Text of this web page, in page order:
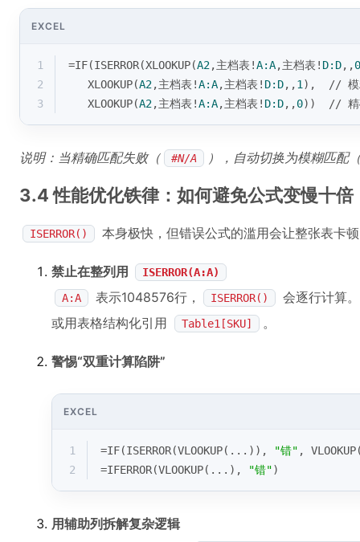
EXCEL
1 =IF(ISERROR(XLOOKUP(A2,主档表!A:A,主档表! D:D,,0
2
   XLOOKUP(
A2,主档表!A:A,主档表! D:D,,1 ),  // 模
3
   XLOOKUP(
A2,主档表!A:A,主档表! D:D,,0))  // 精
说明：当精确匹配失败（ #N/A ），自动切换为模糊匹配
3.4 性能优化铁律：如何避免公式变慢十倍
ISERROR() 本身极快，但错误公式的滥用会让整张表卡
禁止在整列用
ISERROR(A:A)
A:A
表示1048576行， ISERROR()
会逐行计算
或用表格结构化引用
Table1[SKU] 。
警惕“双重计算陷阱”
EXCEL
1 =IF(ISERROR(VLOOKUP(...)), "错" , VLOOKUP
2
=IFERROR(VLOOKUP(...), "错")
用辅助列拆解复杂逻辑